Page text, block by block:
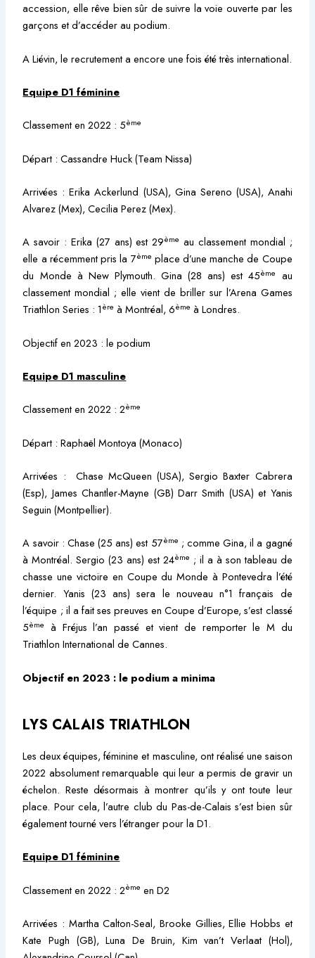
accession, elle rêve bien sûr de suivre la voie ouverte par les
garçons et d’accéder au podium.
A Liévin, le recrutement a encore une fois été très international.
Equipe D1 féminine
Classement en 2022 : 5ème
Départ : Cassandre Huck (Team Nissa)
Arrivées : Erika Ackerlund (USA), Gina Sereno (USA), Anahi
Alvarez (Mex), Cecilia Perez (Mex).
A savoir : Erika (27 ans) est 29ème au classement mondial ;
elle a récemment pris la 7ème place d’une manche de Coupe
du Monde à New Plymouth. Gina (28 ans) est 45ème
au
classement mondial ; elle vient de briller sur l’Arena Games
Triathlon Series : 1ère à Montréal, 6ème à Londres.
Objectif en 2023 : le podium
Equipe D1 masculine
Classement en 2022 : 2ème
Départ : Raphaël Montoya (Monaco)
Arrivées : Chase McQueen (USA), Sergio Baxter Cabrera
(Esp), James Chantler-Mayne (GB) Darr Smith (USA) et Yanis
Seguin (Montpellier).
A savoir : Chase (25 ans) est 57ème ; comme Gina, il a gagné
à Montréal. Sergio (23 ans) est 24ème ; il a à son tableau de
chasse une victoire en Coupe du Monde à Pontevedra l’été
dernier. Yanis (23 ans) sera le nouveau n°1 français de
l’équipe ; il a fait ses preuves en Coupe d’Europe, s’est classé
5ème
à Fréjus l’an passé et vient de remporter le M du
Triathlon International de Cannes.
Objectif en 2023 : le podium a minima
LYS CALAIS TRIATHLON
Les deux équipes, féminine et masculine, ont réalisé une saison
2022 absolument remarquable qui leur a permis de gravir un
échelon. Reste désormais à montrer qu’ils y ont toute leur
place. Pour cela, l’autre club du Pas-de-Calais s’est bien sûr
également tourné vers l’étranger pour la D1.
Equipe D1 féminine
Classement en 2022 : 2ème en D2
Arrivées : Martha Calton-Seal, Brooke Gillies, Ellie Hobbs et
Kate Pugh (GB), Luna De Bruin, Kim van’t Verlaat (Hol),